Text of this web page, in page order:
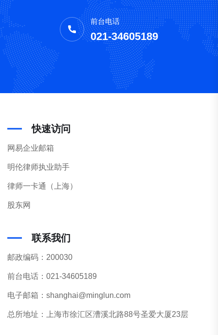
前台电话
021-34605189
快速访问
网易企业邮箱
明伦律师执业助手
律师一卡通（上海）
股东网
联系我们
邮政编码：200030
前台电话：021-34605189
电子邮箱：shanghai@minglun.com
总所地址：上海市徐汇区漕溪北路88号圣爱大厦23层